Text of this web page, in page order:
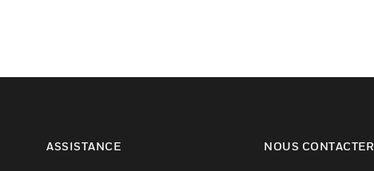
ASSISTANCE NOUS CONTACTER